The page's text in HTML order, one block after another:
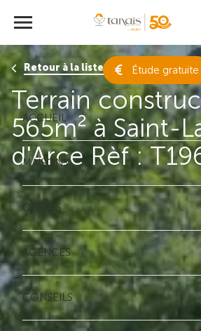
Étude gratuite
ACCUEIL
MAISONS
OFFRES
AGENCES
CONSEILS
Retour à la liste des résultats
Terrain
565m² à Saint-
d'Arce Rèf :